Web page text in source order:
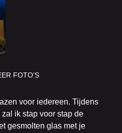
FOTO’S
voor iedereen. Tijdens
ik stap voor stap de
gesmolten glas met je